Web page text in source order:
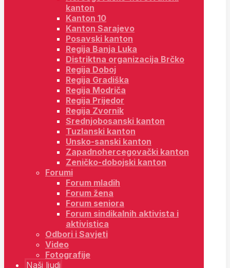
kanton
Kanton 10
Kanton Sarajevo
Posavski kanton
Regija Banja Luka
Distriktna organizacija Brčko
Regija Doboj
Regija Gradiška
Regija Modriča
Regija Prijedor
Regija Zvornik
Srednjobosanski kanton
Tuzlanski kanton
Unsko-sanski kanton
Zapadnohercegovački kanton
Zeničko-dobojski kanton
Forumi
Forum mladih
Forum žena
Forum seniora
Forum sindikalnih aktivista i
aktivistica
Odbori i Savjeti
Video
Fotografije
Naši ljudi